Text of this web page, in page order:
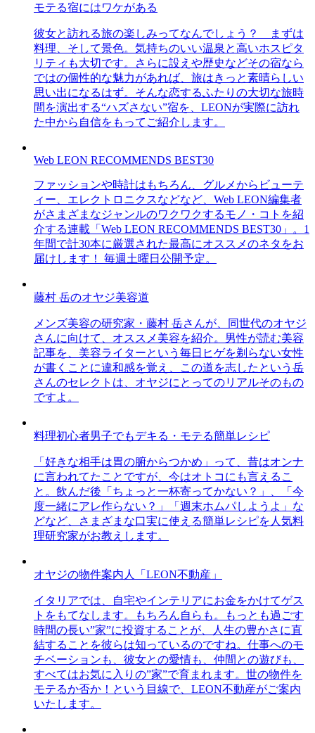
モテる宿にはワケがある
彼女と訪れる旅の楽しみってなんでしょう？ まずは
料理、そして景色。気持ちのいい温泉と高いホスピタ
リティも大切です。さらに設えや歴史などその宿なら
ではの個性的な魅力があれば、旅はきっと素晴らしい
思い出になるはず。そんな恋するふたりの大切な旅時
間を演出する“ハズさない”宿を、LEONが実際に訪れ
た中から自信をもってご紹介します。
Web LEON RECOMMENDS BEST30
ファッションや時計はもちろん、グルメからビューテ
ィー、エレクトロニクスなどなど、Web LEON編集者
がさまざまなジャンルのワクワクするモノ・コトを紹
介する連載「Web LEON RECOMMENDS BEST30」。1
年間で計30本に厳選された最高にオススメのネタをお
届けします！ 毎週土曜日公開予定。
藤村 岳のオヤジ美容道
メンズ美容の研究家・藤村 岳さんが、同世代のオヤジ
さんに向けて、オススメ美容を紹介。男性が読む美容
記事を、美容ライターという毎日ヒゲを剃らない女性
が書くことに違和感を覚え、この道を志したという岳
さんのセレクトは、オヤジにとってのリアルそのもの
ですよ。
料理初心者男子でもデキる・モテる簡単レシピ
「好きな相手は胃の腑からつかめ」って、昔はオンナ
に言われてたことですが、今はオトコにも言えるこ
と。飲んだ後「ちょっと一杯寄ってかない？」、「今
度一緒にアレ作らない？」「週末ホムパしようよ」な
どなど、さまざまな口実に使える簡単レシピを人気料
理研究家がお教えします。
オヤジの物件案内人「LEON不動産」
イタリアでは、自宅やインテリアにお金をかけてゲス
トをもてなします。もちろん自らも。もっとも過ごす
時間の長い”家”に投資することが、人生の豊かさに直
結することを彼らは知っているのですね。仕事へのモ
チベーションも、彼女との愛情も、仲間との遊びも、
すべてはお気に入りの”家”で育まれます。世の物件を
モテるか否か！という目線で、LEON不動産がご案内
いたします。